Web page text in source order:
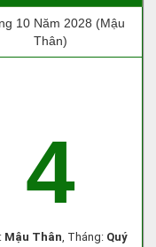
10 Năm 2028 (Mậu
Thân)
4
Mậu Thân, Tháng: Quý